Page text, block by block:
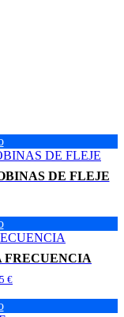
DE FLEJE
FRECUENCIA
€